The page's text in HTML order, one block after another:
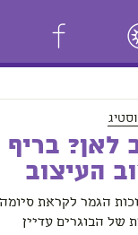
לאן? בריף
העיצוב
הגמר לקראת
של הבוגרים עדיין